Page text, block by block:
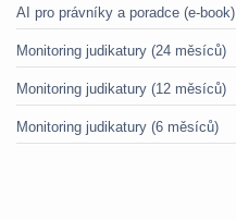
AI pro právníky a poradce (e-book)
Monitoring judikatury (24 měsíců)
Monitoring judikatury (12 měsíců)
Monitoring judikatury (6 měsíců)